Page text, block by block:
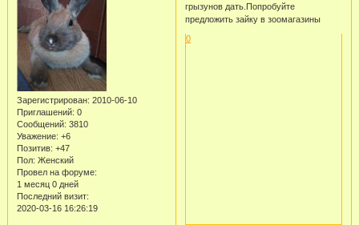
Зарегистрирован: 2010-06-10
Приглашений: 0
Сообщений: 3810
Уважение: +6
Позитив: +47
Пол: Женский
Провел на форуме:
1 месяц 0 дней
Последний визит:
2020-03-16 16:26:19
грызунов дать.Попробуйте
предложить зайку в зоомагазины
0